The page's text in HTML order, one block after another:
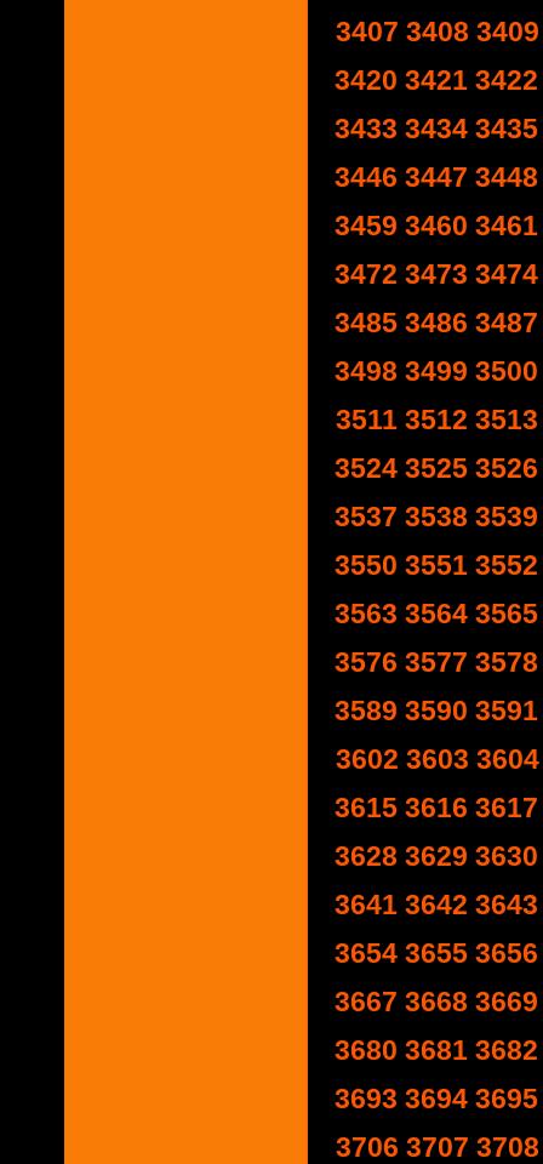
3407 3408 3409
3420 3421 3422
3433 3434 3435
3446 3447 3448
3459 3460 3461
3472 3473 3474
3485 3486 3487
3498 3499 3500
3511 3512 3513
3524 3525 3526
3537 3538 3539
3550 3551 3552
3563 3564 3565
3576 3577 3578
3589 3590 3591
3602 3603 3604
3615 3616 3617
3628 3629 3630
3641 3642 3643
3654 3655 3656
3667 3668 3669
3680 3681 3682
3693 3694 3695
3706 3707 3708